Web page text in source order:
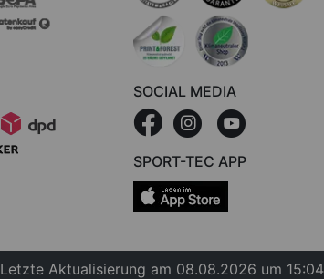
SOCIAL MEDIA
SPORT-TEC APP
Letzte Aktualisierung am 08.08.2026 um 15:04